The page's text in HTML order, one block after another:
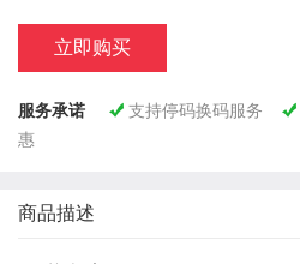
立即购买
服务承诺  支持停码换码服务 
惠
商品描述